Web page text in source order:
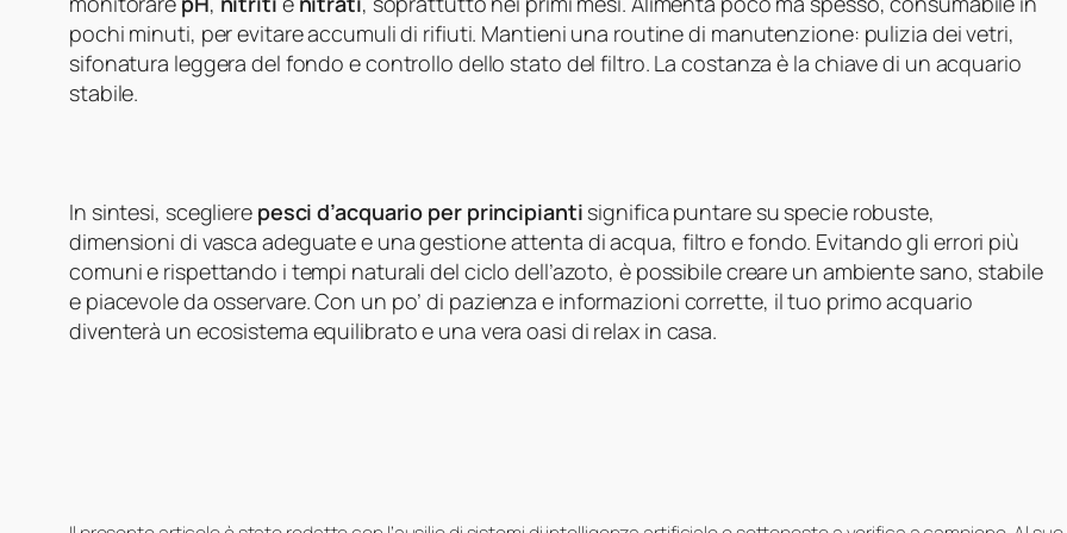
pochi minuti, per evitare accumuli di rifiuti. Mantieni una routine di manutenzione: pulizia dei vetri,
sifonatura leggera del fondo e controllo dello stato del filtro. La costanza è la chiave di un acquario
stabile.
In sintesi, scegliere pesci d’acquario per principianti significa puntare su specie robuste,
dimensioni di vasca adeguate e una gestione attenta di acqua, filtro e fondo. Evitando gli errori più
comuni e rispettando i tempi naturali del ciclo dell’azoto, è possibile creare un ambiente sano, stabile
e piacevole da osservare. Con un po’ di pazienza e informazioni corrette, il tuo primo acquario
diventerà un ecosistema equilibrato e una vera oasi di relax in casa.